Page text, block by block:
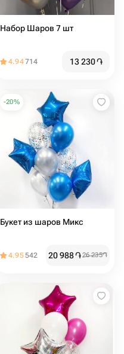
Набор Шаров 7 шт
4.94714 13 230֏
-20%
Букет из шаров Микс
4.95542 20 988֏26 235֏